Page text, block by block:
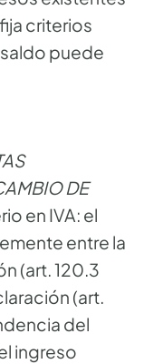
criterios
puede
DE
en IVA: el
entre la
(art. 120.3
(art.
del
ingreso